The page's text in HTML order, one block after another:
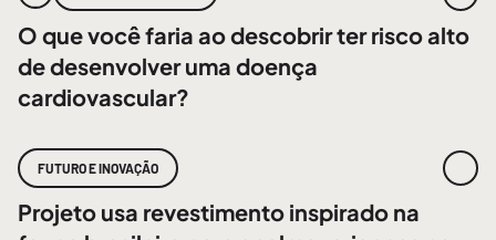
O que você faria ao descobrir ter risco alto
de desenvolver uma doença
cardiovascular?
FUTURO E INOVAÇÃO
Projeto usa revestimento inspirado na